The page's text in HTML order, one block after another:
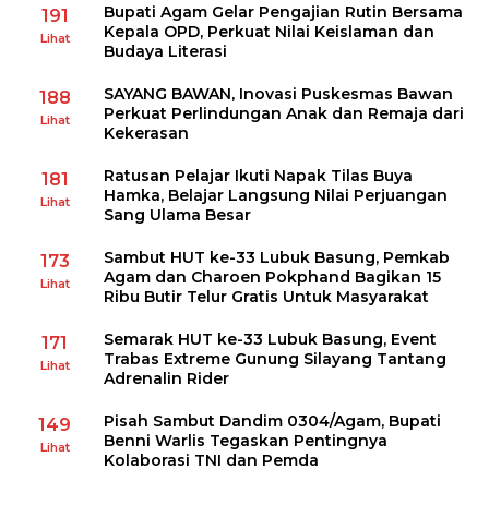
191
Lihat
Bupati Agam Gelar Pengajian Rutin Bersama
Kepala OPD, Perkuat Nilai Keislaman dan
Budaya Literasi
188
Lihat
SAYANG BAWAN, Inovasi Puskesmas Bawan
Perkuat Perlindungan Anak dan Remaja dari
Kekerasan
181
Lihat
Ratusan Pelajar Ikuti Napak Tilas Buya
Hamka, Belajar Langsung Nilai Perjuangan
Sang Ulama Besar
173
Lihat
Sambut HUT ke-33 Lubuk Basung, Pemkab
Agam dan Charoen Pokphand Bagikan 15
Ribu Butir Telur Gratis Untuk Masyarakat
171
Lihat
Semarak HUT ke-33 Lubuk Basung, Event
Trabas Extreme Gunung Silayang Tantang
Adrenalin Rider
149
Lihat
Pisah Sambut Dandim 0304/Agam, Bupati
Benni Warlis Tegaskan Pentingnya
Kolaborasi TNI dan Pemda